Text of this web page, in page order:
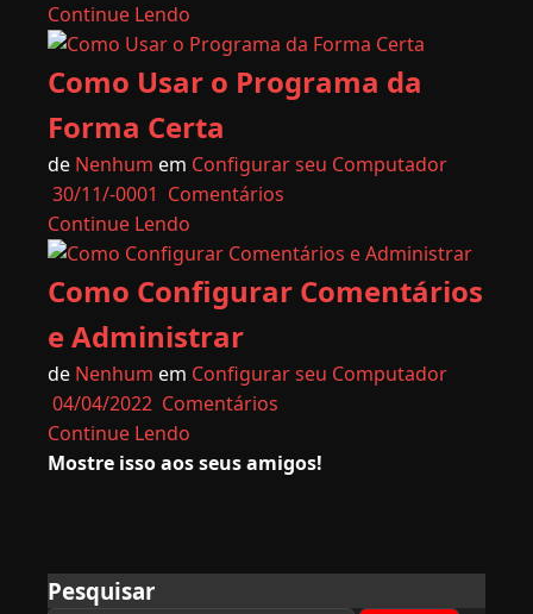
Continue Lendo
Como Usar o Programa da
Forma Certa
de Nenhum em Configurar seu Computador
30/11/-0001 Comentários
Continue Lendo
Como Configurar Comentários
e Administrar
de Nenhum em Configurar seu Computador
04/04/2022 Comentários
Continue Lendo
Mostre isso aos seus amigos!
Pesquisar